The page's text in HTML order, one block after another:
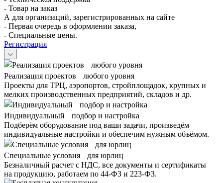
- Товар на заказ
А для организаций, зарегистрированных на сайте
- Первая очередь в оформлении заказа,
- Специальные цены.
Регистрация
Реализация проектов любого уровня
Проекты для ТРЦ, аэропортов, стройплощадок, крупных и
мелких производственных предприятий, складов и др.
Индивидуальный подбор и настройка
Подберём оборудование под ваши задачи, произведём
индивидуальные настройки и обеспечим нужным объёмом.
Специальные условия для юрлиц
Безналичный расчет с НДС, все документы и сертификаты
на продукцию, работаем по 44-ФЗ и 223-ФЗ.